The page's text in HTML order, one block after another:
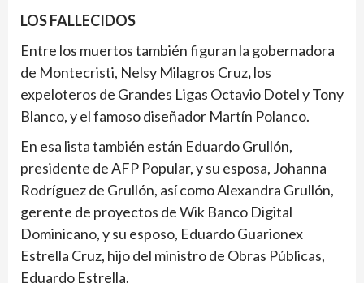
LOS FALLECIDOS
Entre los muertos también figuran la gobernadora
de Montecristi, Nelsy Milagros Cruz,los
expeloteros de Grandes Ligas Octavio Dotel y Tony
Blanco, y el famoso diseñador Martín Polanco.
En esa lista también están Eduardo Grullón,
presidente de AFP Popular, y su esposa, Johanna
Rodríguez de Grullón, así como Alexandra Grullón,
gerente de proyectos de Wik Banco Digital
Dominicano, y su esposo, Eduardo Guarionex
Estrella Cruz, hijo del ministro de Obras Públicas,
Eduardo Estrella.